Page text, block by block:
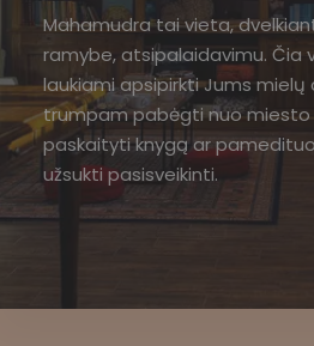
Mahamudra tai vieta,
ramybe, atsipalaidavimu. Čia
laukiami apsipirkti Jums
trumpam pabėgti nuo miesto
paskaityti knygą ar
užsukti pasisveikinti.